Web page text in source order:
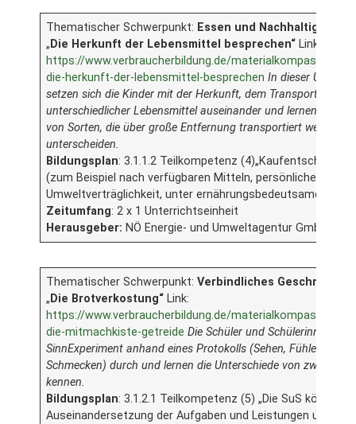
Thematischer Schwerpunkt: Essen und Nachhaltigkeit
„ Die Herkunft der Lebensmittel besprechen“ Link:
https://www.verbraucherbildung.de/materialkompass/
die-herkunft-der-lebensmittel-besprechen In dieser
setzen sich die Kinder mit der Herkunft, dem Transport und
unterschiedlicher Lebensmittel auseinander und lernen
von Sorten, die über große Entfernung transportiert werden,
unterscheiden.
Bildungsplan: 3.1.1.2 Teilkompetenz
(zum Beispiel nach verfügbaren Mitteln, persönlicher
Umweltverträglichkeit, unter ernährungsbedeutsamen
Zeitumfang: 2 x 1 Unterrichtseinheit
Herausgeber: NÖ Energie- und Umweltagentur GmbH
Thematischer Schwerpunkt:Verbindliches
„ Die Brotverkostung“ Link:
https://www.verbraucherbildung.de/materialkompass/
die-mitmachkiste-getreide Die Schüler und Schülerinnen
SinnExperiment anhand eines Protokolls (Sehen, Fühlen,
Schmecken) durch und lernen die Unterschiede von zwei
kennen.
Bildungsplan: 3.1.2.1 Teilkompetenz (5) „Die SuS können
Auseinandersetzung der Aufgaben und Leistungen unserer